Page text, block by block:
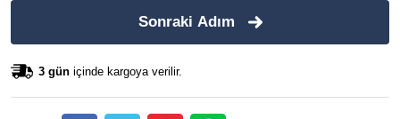
Sonraki Adım
3 gün içinde kargoya verilir.